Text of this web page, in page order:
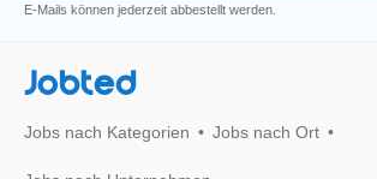
E-Mails können jederzeit abbestellt werden.
Jobted
Jobs nach Kategorien Jobs nach Ort